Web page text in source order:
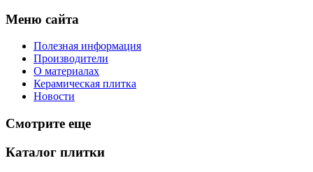
Меню сайта
Полезная информация
Производители
О материалах
Керамическая плитка
Новости
Смотрите еще
Каталог плитки